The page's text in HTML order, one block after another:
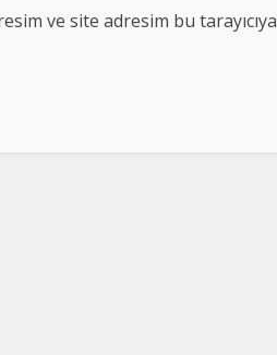
ve site adresim bu tarayıcıya